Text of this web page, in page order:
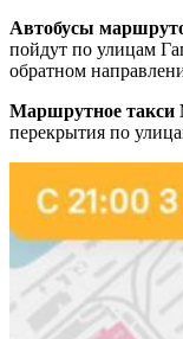
Автобусы
пойдут по улицам
обратном
Маршрутное такси
перекрытия по